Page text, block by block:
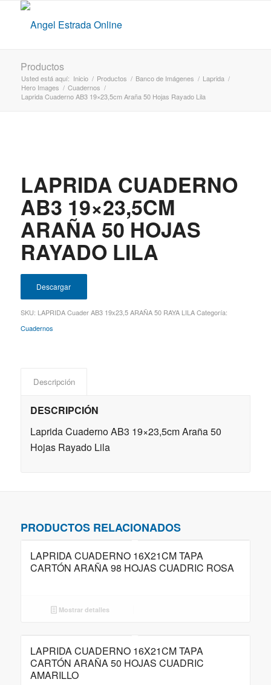
Productos
Usted está aquí: Inicio / Productos / Banco de Imágenes / Laprida /
Hero Images / Cuadernos /
Laprida Cuaderno AB3 19×23,5cm Araña 50 Hojas Rayado Lila
LAPRIDA CUADERNO
AB3 19×23,5CM
ARAÑA 50 HOJAS
RAYADO LILA
Descargar
SKU: LAPRIDA Cuader AB3 19x23,5 ARAÑA 50 RAYA LILA Categoría:
Cuadernos
Descripción
DESCRIPCIÓN
Laprida Cuaderno AB3 19×23,5cm Araña 50
Hojas Rayado Lila
PRODUCTOS RELACIONADOS
LAPRIDA CUADERNO 16X21CM TAPA
CARTÓN ARAÑA 98 HOJAS CUADRIC ROSA
Mostrar detalles
LAPRIDA CUADERNO 16X21CM TAPA
CARTÓN ARAÑA 50 HOJAS CUADRIC
AMARILLO